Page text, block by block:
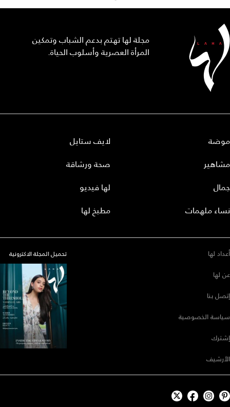
مجلة لها تهتم بدعم الشباب وتمكين
المرأة العصرية وأسلوب الحياة.
موضة
مشاهير
جمال
نساء ملهمات
لايف ستايل
صحة ورشاقة
لها فيديو
مطبخ لها
أعداد لها
عن لها
إتصل بنا
سياسة الخصوصية
إشترك
الأرشيف
تحميل المجلة الاكترونية